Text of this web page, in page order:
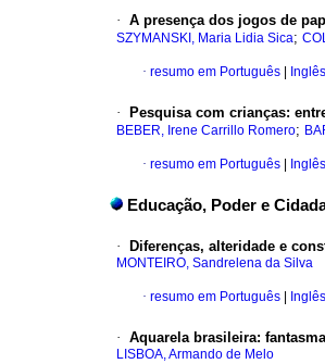
· A presença dos jogos de
SZYMANSKI, Maria Lidia Sica;
· resumo em Português Inglês
· Pesquisa com crianças:
BEBER, Irene Carrillo Romero;
· resumo em Português Inglês
Educação, Poder e
· Diferenças, alteridade e
MONTEIRO, Sandrelena da Silva
· resumo em Português Inglês
· Aquarela brasileira:
LISBOA, Armando de Melo